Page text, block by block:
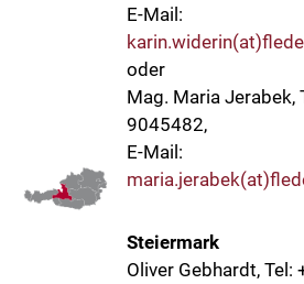
E-Mail:
oder
Mag. Maria Jerabek,
9045482,
E-Mail:
Steiermark
Oliver Gebhardt, Tel: